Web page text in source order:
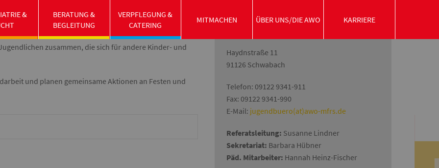
für Kinder und Jugendliche in ganz Schwabach
arbeiten eng mit dem Kreisjugendwerk der AWO Roth-
zusammen, die sich für andere Kinder- und
und planen gemeinsame Aktionen an Festen und
Haydnstraße 11
91126 Schwabach
Telefon: 09122 9341-911
Fax: 09122 9341-990
E-Mail: jugendbuero(at)awo-mfrs.de
Referatsleitung: Susanne Lindner
Sekretariat: Barbara Hübner
Päd. Mitarbeiter: Hannah Heinz-Fischer
&
BERATUNG &
BEGLEITUNG
VERPFLEGUNG &
CATERING
MITMACHEN ÜBER UNS/DIE AWO KARRIERE